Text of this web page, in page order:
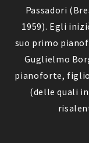
Passadori
1959). Egli
suo primo
Guglielmo
pianoforte,
(delle quali